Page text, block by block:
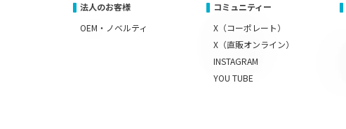
法人のお客様
OEM・ノベルティ
コミュニティー
X（コーポレート）
X（直販オンライン）
INSTAGRAM
YOU TUBE